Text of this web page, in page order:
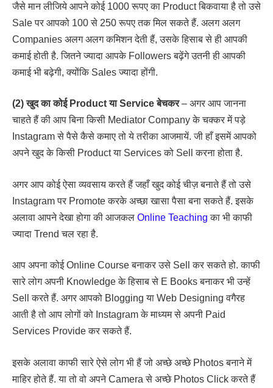
जैसे मान लीजिये आपने कोई 1000 रूपए का Product बिकवाया है तो उसे
Sale पर आपको 100 से 250 रूपए तक मिल सकते हैं. अलग अलग
Companies अलग अलग कमिशन देती हैं, उसके हिसाब से ही आपकी
कमाई होती है. जितने ज्यादा आपके Followers बढ़ेंगे उतनी ही आपकी
कमाई भी बढ़ेगी, क्योंकि Sales ज्यादा होंगी.
(2) खुद का कोई Product या Service बेचकर– अगर आप जानना
चाहते हैं की आप बिना किसी Mediator Company के चक्कर में पड़े
Instagram से पैसे कैसे कमाए तो ये तरीका आजमायें. जी हाँ इसमें आपको
अपने खुद के किसी Product या Services को Sell करना होता है.
अगर आप कोई ऐसा व्यवसाय करते हैं जहाँ खुद कोई चीज़ बनाते हैं तो उसे
Instagram पर Promote करके अच्छा खासा पैसा बना सकते हैं. इसके
अलावा आपने देखा होगा की आजकल Online Teaching का भी काफी
ज्यादा Trend चल रहा है.
आप अपना कोई Online Course बनाकर उसे Sell कर सकते हो. काफी
सारे लोग अपनी Knowledge के हिसाब से E Books बनाकर भी उन्हें
Sell करते हैं. अगर आपको Blogging या Web Designing वगैरह
आती है तो आप लोगों को Instagram के माध्यम से अपनी Paid
Services Provide कर सकते हैं.
इसके अलावा काफी सारे ऐसे लोग भी हैं जो अच्छे अच्छे Photos बनाने में
माहिर होते हैं. या तो वो अपने Camera से अच्छे Photos Click करते हैं